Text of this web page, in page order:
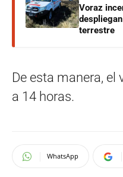
Voraz
terrestre
De esta manera, el
a 14 horas.
WhatsApp